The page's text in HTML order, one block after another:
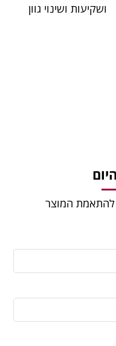
ושקיעות ושינוי גוון
להתאמת המוצר